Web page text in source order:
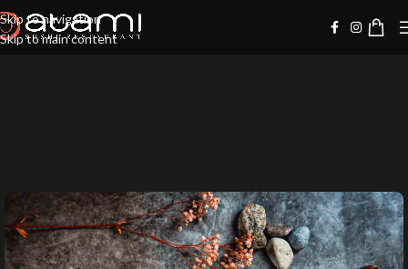
Skip to navigation
Skip to main content
-20%